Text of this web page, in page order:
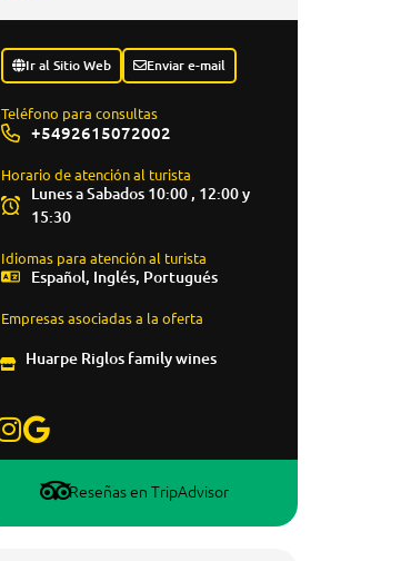
Teléfono para consultas
+5492615072002
Ir al Sitio Web Enviar e-mail
Horario de atención al turista
Lunes a Sabados 10:00 , 12:00 y
15:30
Idiomas para atención al turista
Español, Inglés, Portugués
Empresas asociadas a la oferta
Huarpe Riglos family wines
Reseñas en TripAdvisor